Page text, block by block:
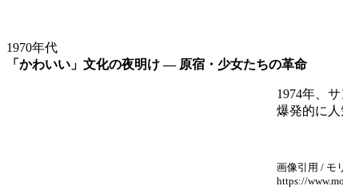
1970年代
「かわいい」文化の夜明け ― 原宿・少女たちの革命
1974年、
爆発的に
画像引用 / モ
https://